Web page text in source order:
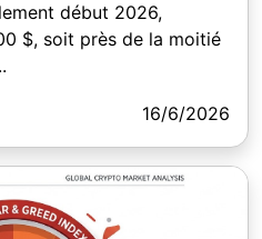
début 2026,
$, soit près de la moitié
16/6/2026